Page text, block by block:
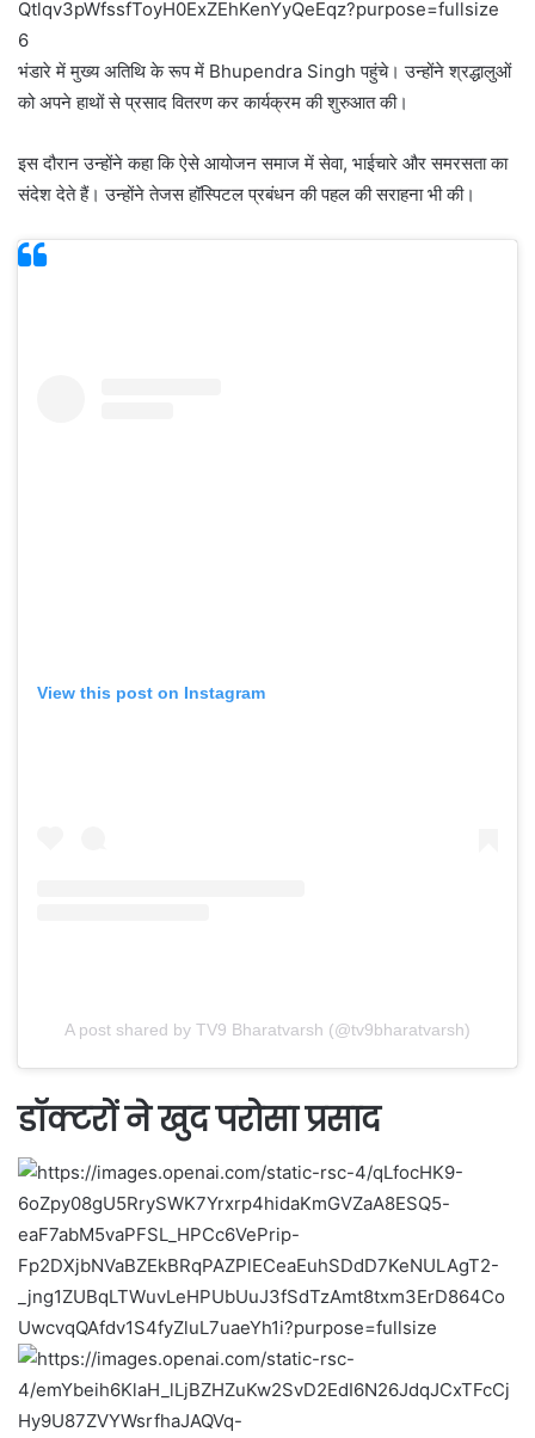
6
भंडारे में मुख्य अतिथि के रूप में Bhupendra Singh पहुंचे। उन्होंने श्रद्धालुओं
को अपने हाथों से प्रसाद वितरण कर कार्यक्रम की शुरुआत की।
इस दौरान उन्होंने कहा कि ऐसे आयोजन समाज में सेवा, भाईचारे और समरसता का
संदेश देते हैं। उन्होंने तेजस हॉस्पिटल प्रबंधन की पहल की सराहना भी की।
View this post on Instagram
A post shared by TV9 Bharatvarsh (@tv9bharatvarsh)
डॉक्टरों ने खुद परोसा प्रसाद